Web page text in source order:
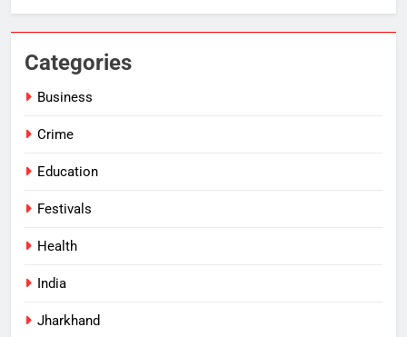
Categories
Business
Crime
Education
Festivals
Health
India
Jharkhand